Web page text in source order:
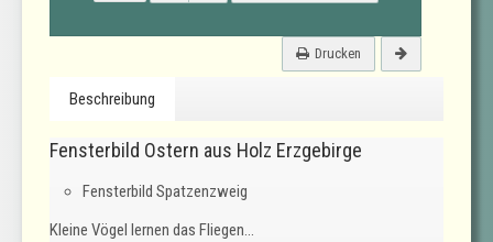
Drucken
Beschreibung
Fensterbild Ostern aus Holz Erzgebirge
Fensterbild Spatzenzweig
Kleine Vögel lernen das Fliegen...